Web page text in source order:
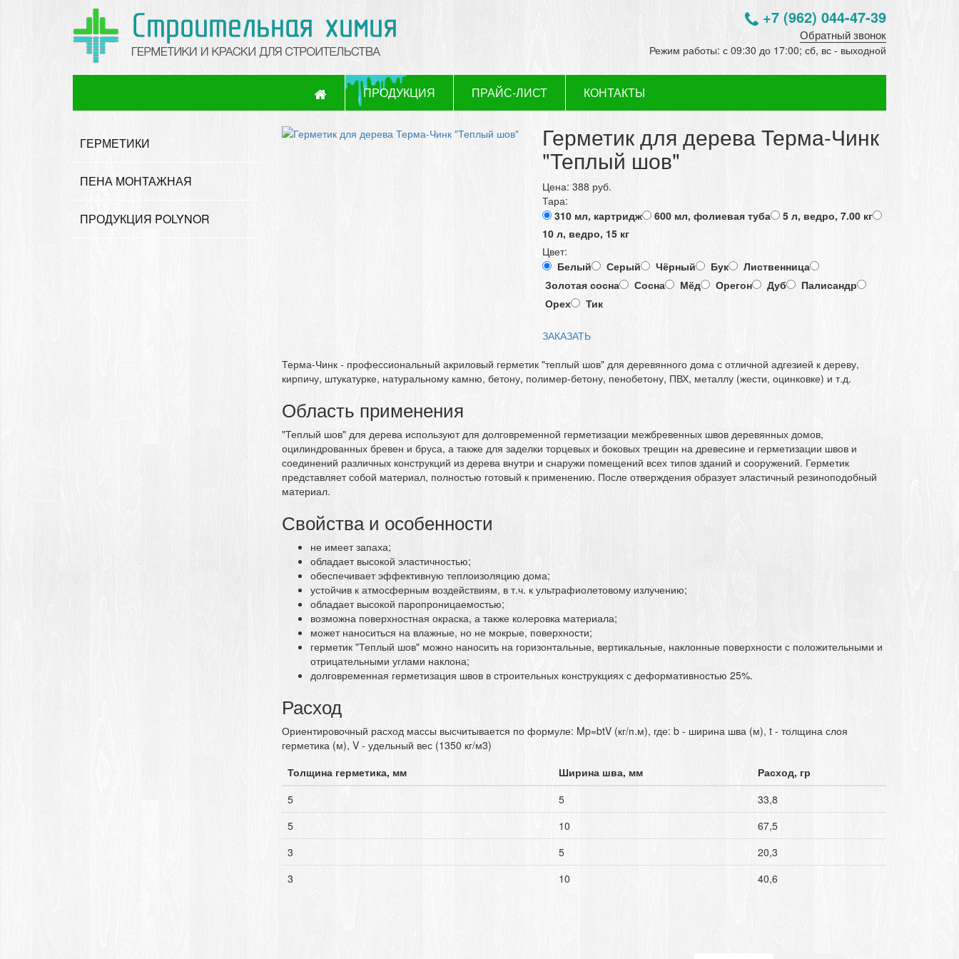
+7 (962) 044-47-39
Обратный звонок
Режим работы: с 09:30 до 17:00; сб, вс - выходной
ПРОДУКЦИЯ ПРАЙС-ЛИСТ КОНТАКТЫ
ГЕРМЕТИКИ
ПЕНА МОНТАЖНАЯ
ПРОДУКЦИЯ POLYNOR
Герметик для дерева Терма-Чинк
"Теплый шов"
Цена:388 руб.
Тара:
310 мл, картридж
600 мл, фолиевая туба
5 л, ведро, 7.00 кг
10 л, ведро, 15 кг
Цвет:
Белый
Серый Чёрный Бук
Лиственница
Золотая сосна
Сосна Мёд Орегон Дуб
Палисандр
Орех
Тик
ЗАКАЗАТЬ
Терма-Чинк - профессиональный акриловый герметик "теплый шов" для деревянного дома с отличной адгезией к дереву,
кирпичу, штукатурке, натуральному камню, бетону, полимер-бетону, пенобетону, ПВХ, металлу (жести, оцинковке) и т.д.
Область применения
"Теплый шов" для дерева используют для долговременной герметизации межбревенных швов деревянных домов,
оцилиндрованных бревен и бруса, а также для заделки торцевых и боковых трещин на древесине и герметизации швов и
соединений различных конструкций из дерева внутри и снаружи помещений всех типов зданий и сооружений. Герметик
представляет собой материал, полностью готовый к применению. После отверждения образует эластичный резиноподобный
материал.
Свойства и особенности
не имеет запаха;
обладает высокой эластичностью;
обеспечивает эффективную теплоизоляцию дома;
устойчив к атмосферным воздействиям, в т.ч. к ультрафиолетовому излучению;
обладает высокой паропроницаемостью;
возможна поверхностная окраска, а также колеровка материала;
может наноситься на влажные, но не мокрые, поверхности;
герметик "Теплый шов" можно наносить на горизонтальные, вертикальные, наклонные поверхности с положительными и
отрицательными углами наклона;
долговременная герметизация швов в строительных конструкциях с деформативностью 25%.
Расход
Ориентировочный расход массы высчитывается по формуле: Mp=btV (кг/п.м), где: b - ширина шва (м), t - толщина слоя
герметика (м), V - удельный вес (1350 кг/м3)
Толщина герметика, мм
Ширина шва, мм
Расход, гр
5
5
33,8
5
10
67,5
3
5
20,3
3
10 40,6